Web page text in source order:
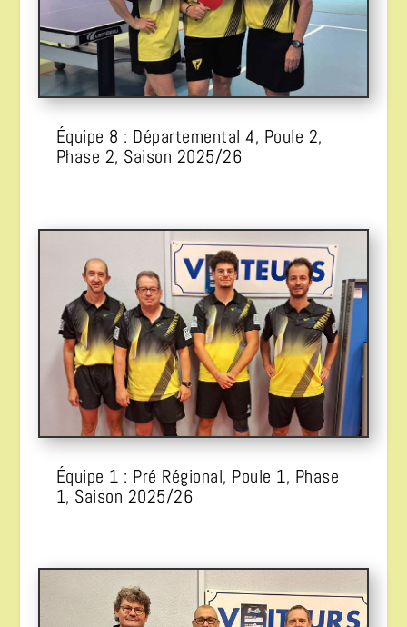
Équipe 8 : Départemental 4, Poule 2,
Phase 2, Saison 2025/26
Équipe 1 : Pré Régional, Poule 1, Phase
1, Saison 2025/26